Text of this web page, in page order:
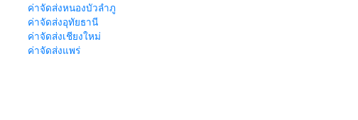
ค่าจัดส่งหนองบัวลำภู
ค่าจัดส่งอุทัยธานี
ค่าจัดส่งเชียงใหม่
ค่าจัดส่งแพร่